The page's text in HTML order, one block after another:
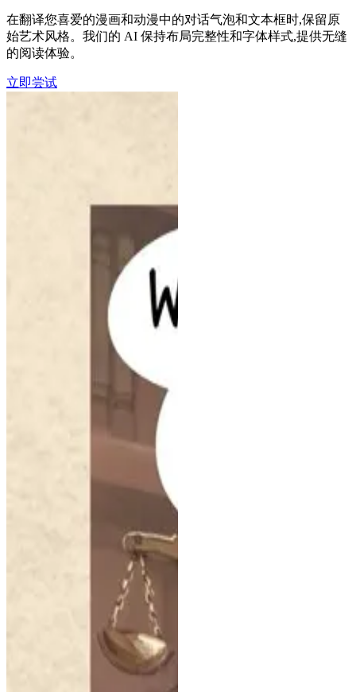
在翻译您喜爱的漫画和动漫中的对话气泡和文本框时,保留原
始艺术风格。我们的 AI 保持布局完整性和字体样式,提供无缝
的阅读体验。
立即尝试